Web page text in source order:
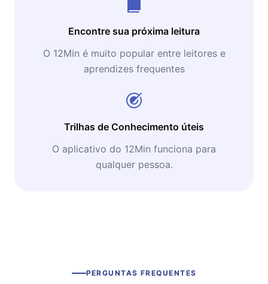
Encontre sua próxima leitura
O 12Min é muito popular entre leitores e
aprendizes frequentes
Trilhas de Conhecimento úteis
O aplicativo do 12Min funciona para
qualquer pessoa.
PERGUNTAS FREQUENTES